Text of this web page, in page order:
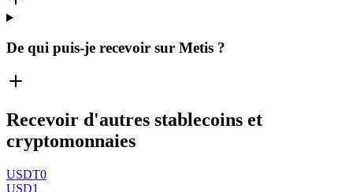
De qui puis-je recevoir sur Metis ?
Recevoir d'autres stablecoins et
cryptomonnaies
USDT0
USD1